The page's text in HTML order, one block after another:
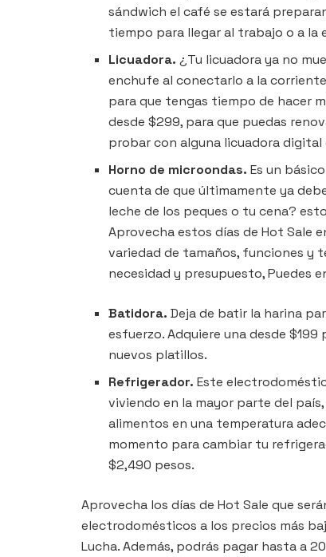
sándwich el café se estará
tiempo para llegar al trabajo o a la
Licuadora.¿Tu licuadora ya no
enchufe al conectarlo a la
para que tengas tiempo de hacer
desde $299, para que puedas
probar con alguna licuadora
Horno de microondas. Es un
cuenta de que últimamente ya
leche de los peques o tu cena?
Aprovecha estos días de Hot Sale
variedad de tamaños, funciones y
necesidad y presupuesto, Puedes
Batidora.Deja de batir la harina
esfuerzo. Adquiere una desde
nuevos platillos.
Refrigerador.Este
viviendo en la mayor parte del
alimentos en una temperatura
momento para cambiar tu
$2,490 pesos.
Aprovecha los días de Hot Sale que
electrodomésticos a los precios más
Lucha. Además, podrás pagar hasta a